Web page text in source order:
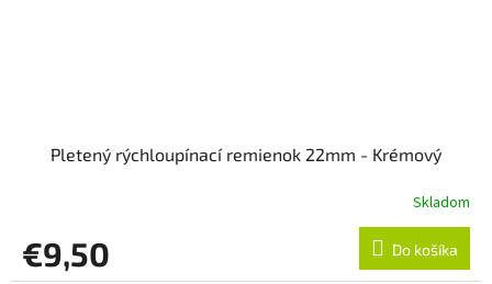
Pletený rýchloupínací remienok 22mm - Krémový
Skladom
€9,50 Do košíka